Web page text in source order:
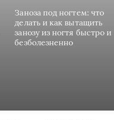
Заноза под ногтем: что
делать и как вытащить
занозу из ногтя быстро и
безболезненно